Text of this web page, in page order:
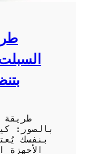
طريقة
بالصور:
بنفسك